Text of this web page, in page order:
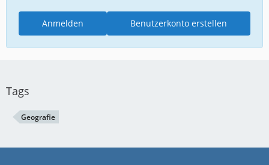
Benutzerkonto erstellen
Anmelden
Tags
Geografie